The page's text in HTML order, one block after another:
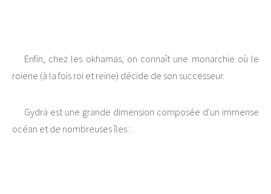
Enfin, chez les okhamas, on connaît une monarchie où le
roiene (à la fois roi et reine) décide de son successeur.
Gydrä est une grande dimension composée d'un immense
océan et de nombreuses îles :